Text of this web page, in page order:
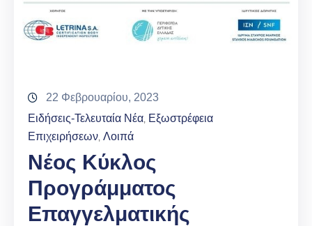
22 Φεβρουαρίου, 2023
Ειδήσεις-Τελευταία Νέα Εξωστρέφεια
Επιχειρήσεων Λοιπά
Νέος Κύκλος
Προγράμματος
Επαγγελματικής